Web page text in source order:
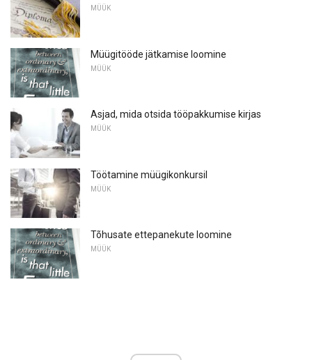
MÜÜK
Müügitööde jätkamise loomine
MÜÜK
Asjad, mida otsida tööpakkumise kirjas
MÜÜK
Töötamine müügikonkursil
MÜÜK
Tõhusate ettepanekute loomine
MÜÜK